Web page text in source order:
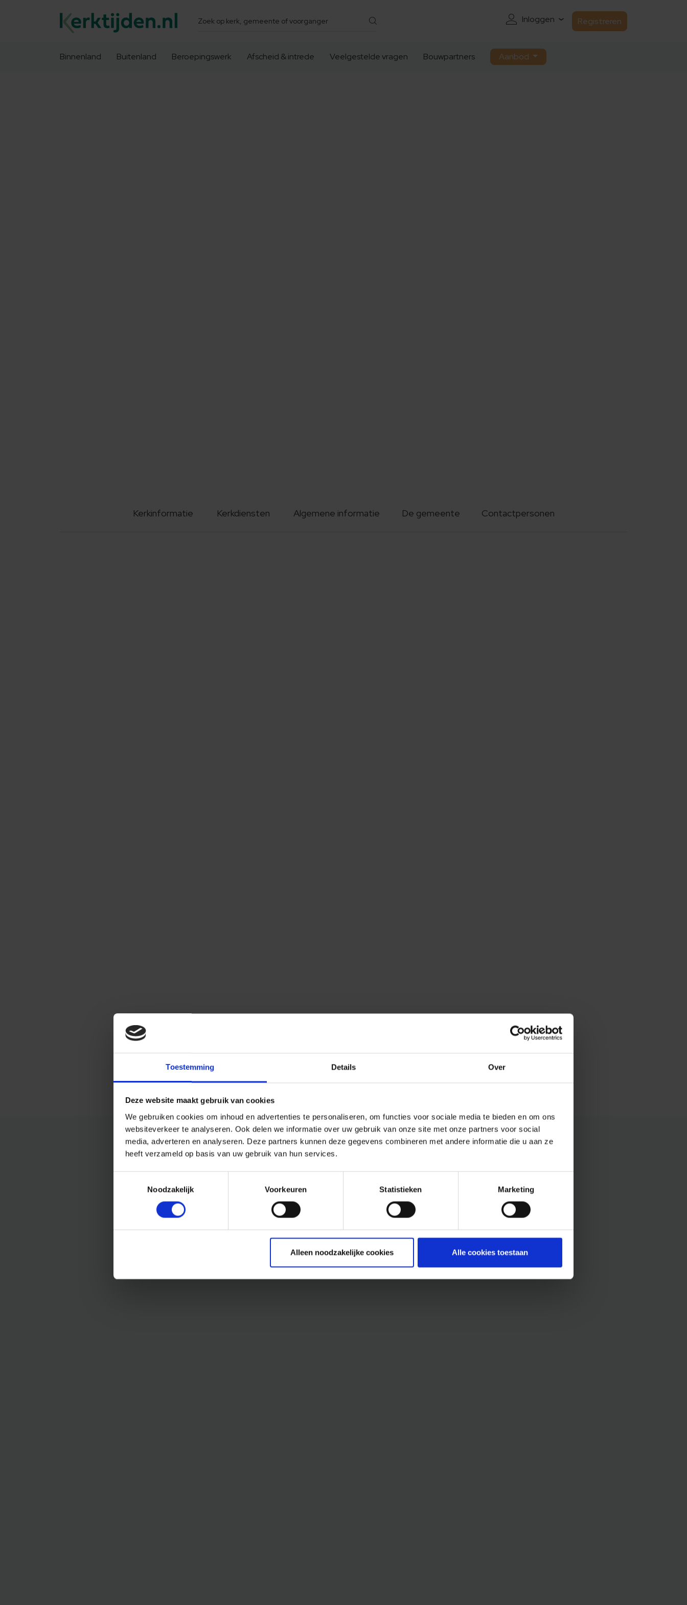
Toestemming Details Over
Deze website maakt gebruik van cookies
We gebruiken cookies om inhoud en advertenties te personaliseren, om functies voor sociale media te bieden en om ons
websiteverkeer te analyseren. Ook delen we informatie over uw gebruik van onze site met onze partners voor social
media, adverteren en analyseren. Deze partners kunnen deze gegevens combineren met andere informatie die u aan ze
heeft verzameld op basis van uw gebruik van hun services.
Noodzakelijk
Voorkeuren Statistieken Marketing
Alleen noodzakelijke cookies Alle cookies toestaan
Zoeken Inloggen Registreren
Binnenland Buitenland Beroepingswerk Afscheid & intrede Veelgestelde vragen Bouwpartners Aanbod
Kerkinformatie Kerkdiensten Algemene informatie De gemeente Contactpersonen